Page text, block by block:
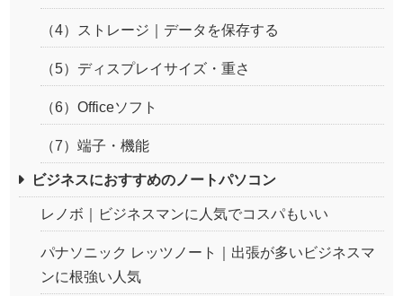
（4）ストレージ｜データを保存する
（5）ディスプレイサイズ・重さ
（6）Officeソフト
（7）端子・機能
ビジネスにおすすめのノートパソコン
レノボ｜ビジネスマンに人気でコスパもいい
パナソニック レッツノート｜出張が多いビジネスマ
ンに根強い人気